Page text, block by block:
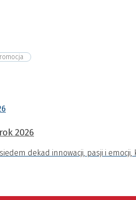
2026
dekad innowacji, pasji i emocji,